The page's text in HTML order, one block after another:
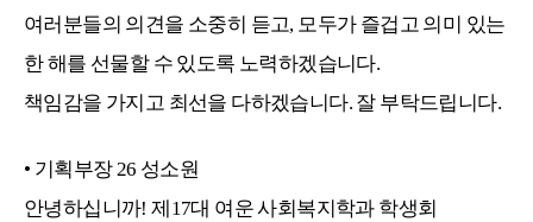
여러분들의 의견을 소중히 듣고, 모두가 즐겁고 의미 있는
한 해를 선물할 수 있도록 노력하겠습니다.
책임감을 가지고 최선을 다하겠습니다. 잘 부탁드립니다.
• 기획부장26 성소원
안녕하십니까! 제17대 여운 사회복지학과 학생회